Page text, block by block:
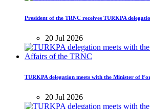
President of the TRNC receives TURKPA
20 Jul 2026
TURKPA delegation meets with the Minister of
20 Jul 2026